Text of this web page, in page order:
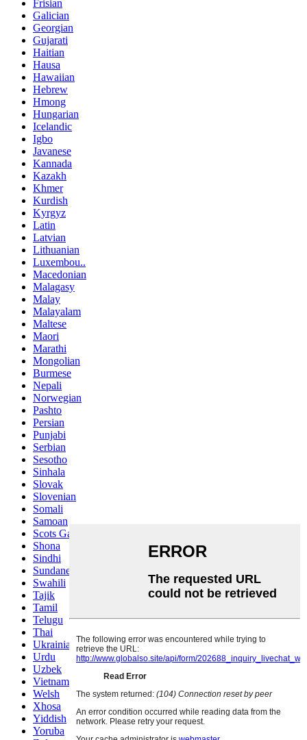
Frisian
Galician
Georgian
Gujarati
Haitian
Hausa
Hawaiian
Hebrew
Hmong
Hungarian
Icelandic
Igbo
Javanese
Kannada
Kazakh
Khmer
Kurdish
Kyrgyz
Latin
Latvian
Lithuanian
Luxembou..
Macedonian
Malagasy
Malay
Malayalam
Maltese
Maori
Marathi
Mongolian
Burmese
Nepali
Norwegian
Pashto
Persian
Punjabi
Serbian
Sesotho
Sinhala
Slovak
Slovenian
Somali
Samoan
Scots Gaelic
Shona
Sindhi
Sundanese
Swahili
Tajik
Tamil
Telugu
Thai
Ukrainian
Urdu
Uzbek
Vietnamese
Welsh
Xhosa
Yiddish
Yoruba